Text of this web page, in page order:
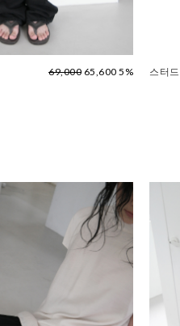
69,000 65,600 5% 스터